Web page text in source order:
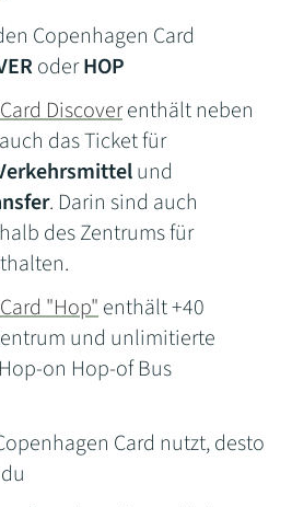
Copenhagen Card
oderHOP
Discoverenthält neben
das Ticket für
und
. Darin sind auch
des Zentrums für
"Hop"enthält +40
und unlimitierte
on Hop-of Bus
Card nutzt, desto